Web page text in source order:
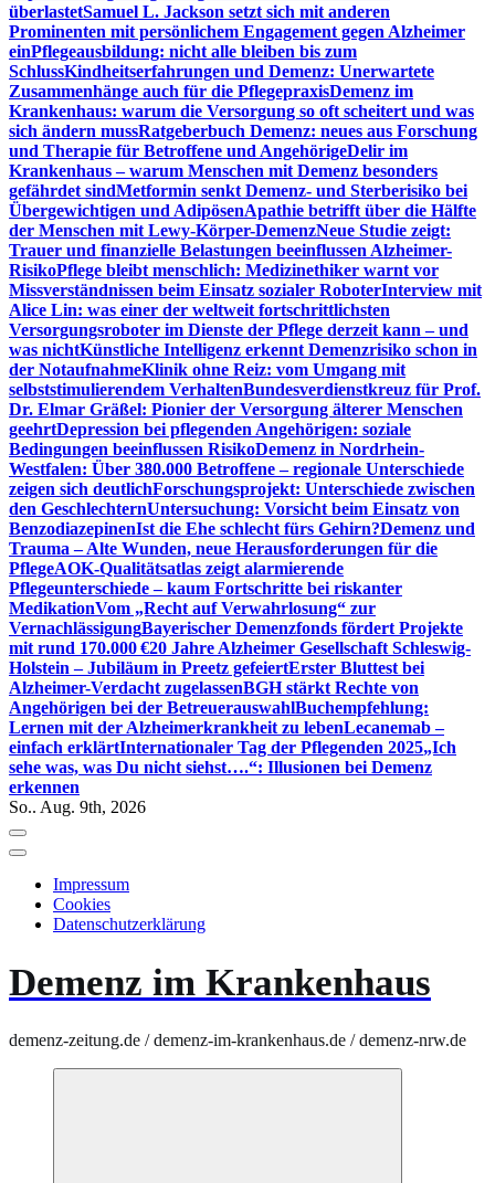
überlastetSamuel L. Jackson setzt sich mit anderen
Prominenten mit persönlichem Engagement gegen Alzheimer
einPflegeausbildung: nicht alle bleiben bis zum
SchlussKindheitserfahrungen und Demenz: Unerwartete
Zusammenhänge auch für die PflegepraxisDemenz im
Krankenhaus: warum die Versorgung so oft scheitert und was
sich ändern mussRatgeberbuch Demenz: neues aus Forschung
und Therapie für Betroffene und AngehörigeDelir im
Krankenhaus – warum Menschen mit Demenz besonders
gefährdet sindMetformin senkt Demenz- und Sterberisiko bei
Übergewichtigen und AdipösenApathie betrifft über die Hälfte
der Menschen mit Lewy-Körper-DemenzNeue Studie zeigt:
Trauer und finanzielle Belastungen beeinflussen Alzheimer-
RisikoPflege bleibt menschlich: Medizinethiker warnt vor
Missverständnissen beim Einsatz sozialer RoboterInterview mit
Alice Lin: was einer der weltweit fortschrittlichsten
Versorgungsroboter im Dienste der Pflege derzeit kann – und
was nichtKünstliche Intelligenz erkennt Demenzrisiko schon in
der NotaufnahmeKlinik ohne Reiz: vom Umgang mit
selbststimulierendem VerhaltenBundesverdienstkreuz für Prof.
Dr. Elmar Gräßel: Pionier der Versorgung älterer Menschen
geehrtDepression bei pflegenden Angehörigen: soziale
Bedingungen beeinflussen RisikoDemenz in Nordrhein-
Westfalen: Über 380.000 Betroffene – regionale Unterschiede
zeigen sich deutlichForschungsprojekt: Unterschiede zwischen
den GeschlechternUntersuchung: Vorsicht beim Einsatz von
BenzodiazepinenIst die Ehe schlecht fürs Gehirn?Demenz und
Trauma – Alte Wunden, neue Herausforderungen für die
PflegeAOK-Qualitätsatlas zeigt alarmierende
Pflegeunterschiede – kaum Fortschritte bei riskanter
MedikationVom „Recht auf Verwahrlosung“ zur
VernachlässigungBayerischer Demenzfonds fördert Projekte
mit rund 170.000 €20 Jahre Alzheimer Gesellschaft Schleswig-
Holstein – Jubiläum in Preetz gefeiertErster Bluttest bei
Alzheimer-Verdacht zugelassenBGH stärkt Rechte von
Angehörigen bei der BetreuerauswahlBuchempfehlung:
Lernen mit der Alzheimerkrankheit zu lebenLecanemab –
einfach erklärtInternationaler Tag der Pflegenden 2025„Ich
sehe was, was Du nicht siehst….“: Illusionen bei Demenz
erkennen
So.. Aug. 9th, 2026
Impressum
Cookies
Datenschutzerklärung
Demenz im Krankenhaus
demenz-zeitung.de / demenz-im-krankenhaus.de / demenz-nrw.de